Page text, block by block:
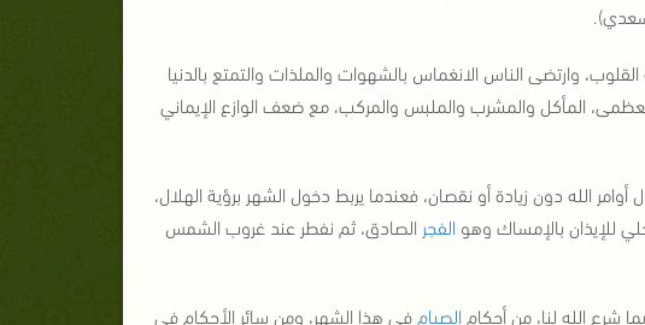
وارتضى الناس الانغماس بالشهوات والملذات والتمتع بالدنيا
العظمى، المأكل والمشرب والملبس والمركب، مع ضعف الوازع الإيماني
الله دون زيادة أو نقصان، فعندما يربط دخول الشهر برؤية الهلال،
للإيذان بالإمساك وهو الفجر الصادق، ثم نفطر عند غروب الشمس
شرع الله لنا، من أحكام الصيام في هذا الشهر، ومن سائر الأحكام في